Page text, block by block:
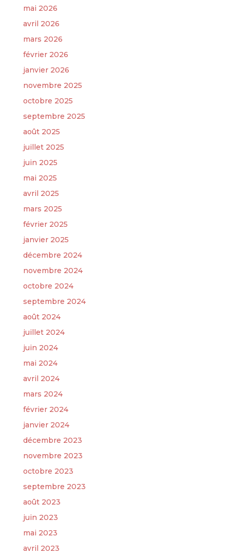
mai 2026
avril 2026
mars 2026
février 2026
janvier 2026
novembre 2025
octobre 2025
septembre 2025
août 2025
juillet 2025
juin 2025
mai 2025
avril 2025
mars 2025
février 2025
janvier 2025
décembre 2024
novembre 2024
octobre 2024
septembre 2024
août 2024
juillet 2024
juin 2024
mai 2024
avril 2024
mars 2024
février 2024
janvier 2024
décembre 2023
novembre 2023
octobre 2023
septembre 2023
août 2023
juin 2023
mai 2023
avril 2023